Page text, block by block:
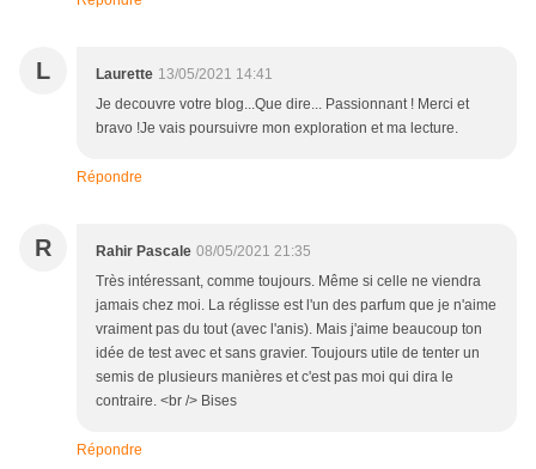
L Laurette 13/05/2021 14:41
Je decouvre votre blog...Que dire... Passionnant ! Merci et
bravo !Je vais poursuivre mon exploration et ma lecture.
Répondre
R Rahir Pascale 08/05/2021 21:35
Très intéressant, comme toujours. Même si celle ne viendra
jamais chez moi. La réglisse est l'un des parfum que je n'aime
vraiment pas du tout (avec l'anis). Mais j'aime beaucoup ton
idée de test avec et sans gravier. Toujours utile de tenter un
semis de plusieurs manières et c'est pas moi qui dira le
contraire. <br /> Bises
Répondre